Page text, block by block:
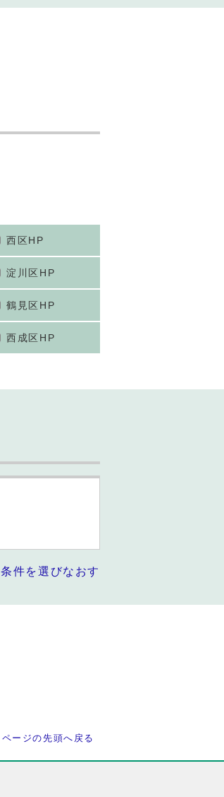
西区HP
淀川区HP
鶴見区HP
西成区HP
条件を選びなおす
ページの先頭へ戻る